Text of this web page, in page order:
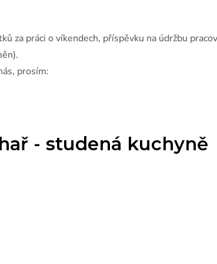
za práci o víkendech, příspěvku na údržbu
prosím: